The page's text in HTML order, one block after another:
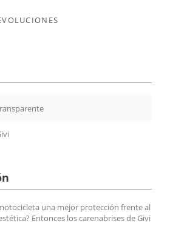
una mejor protección frente al
Entonces los carenabrises de Givi